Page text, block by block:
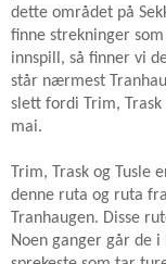
dette området på
finne strekninger
innspill, så finner vi
står nærmest
slett fordi Trim,
mai.
Trim, Trask og
denne ruta og ruta
Tranhaugen. Disse
Noen ganger går de